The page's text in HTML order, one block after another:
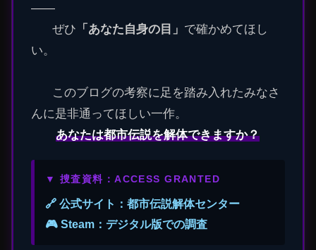
――
ぜひ 「あなた自身の目」 で確かめてほし
い。
このブログの考察に足を踏み入れたみなさ
んに是非通ってほしい一作。
あなたは都市伝説を解体できますか？
▼ 捜査資料：ACCESS GRANTED
🔗 公式サイト：都市伝説解体センター
🎮 Steam：デジタル版での調査